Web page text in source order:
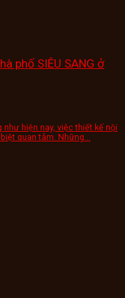
phố SIÊU SANG ở
hiện nay, việc thiết kế nội
quan tâm. Những...